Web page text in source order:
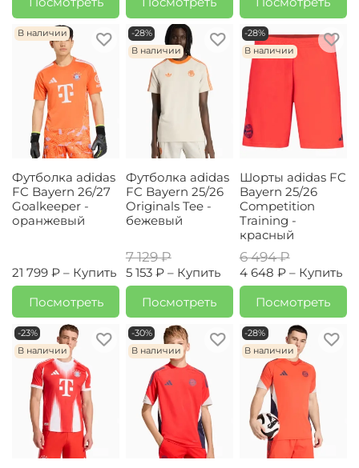
В наличии
Футболка adidas
FC Bayern 26/27
Goalkeeper -
оранжевый
21 799 ₽ – Купить
Посмотреть
-28%
В наличии
Футболка adidas
FC Bayern 25/26
Originals Tee -
бежевый
7 129 ₽
5 153 ₽ – Купить
Посмотреть
-28%
В наличии
Шорты adidas FC
Bayern 25/26
Competition
Training -
красный
6 494 ₽
4 648 ₽ – Купить
Посмотреть
-23%
В наличии
-30%
В наличии
-28%
В наличии